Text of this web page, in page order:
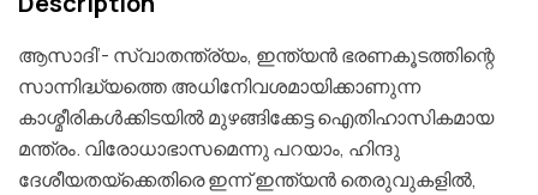
ആസാദി’- സ്വാതന്ത്ര്യം, ഇന്ത്യൻ ഭരണകൂടത്തിന്റെ
സാന്നിദ്ധ്യത്തെ അധിനിേവശമായിക്കാണുന്ന
കാശ്മീരികൾക്കിടയിൽ മുഴങ്ങിക്കേട്ട ഐതിഹാസികമായ
മന്ത്രം. വിരോധാഭാസമെന്നു പറയാം, ഹിന്ദു
ദേശീയതയ്‌ക്കെതിരെ ഇന്ന് ഇന്ത്യൻ തെരുവുകളിൽ,